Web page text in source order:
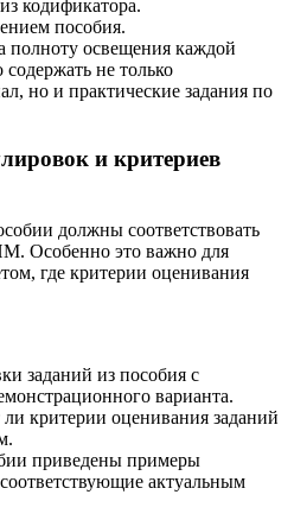
кодификатора.
пособия.
полноту освещения каждой
не только
но и практические задания по
и критериев
должны соответствовать
Особенно это важно для
где критерии оценивания
заданий из пособия с
варианта.
критерии оценивания заданий
приведены примеры
актуальным